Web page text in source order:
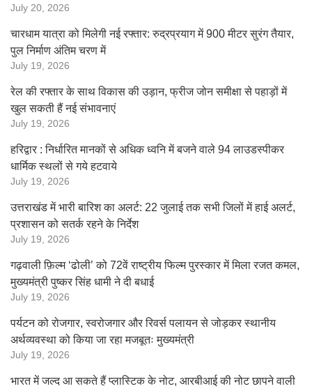
July 20, 2026
चारधाम यात्रा को मिलेगी नई रफ्तार: रुद्रप्रयाग में 900 मीटर सुरंग तैयार,
पुल निर्माण अंतिम चरण में
July 19, 2026
रेल की रफ्तार के साथ विकास की उड़ान, फ्रीज जोन समीक्षा से पहाड़ों में
खुल सकती हैं नई संभावनाएं
July 19, 2026
हरिद्वार : निर्धारित मानकों से अधिक ध्वनि में बजने वाले 94 लाउडस्पीकर
धार्मिक स्थलों से गये हटवाये
July 19, 2026
उत्तराखंड में भारी बारिश का अलर्ट: 22 जुलाई तक सभी जिलों में हाई अलर्ट,
प्रशासन को सतर्क रहने के निर्देश
July 19, 2026
गढ़वाली फ़िल्म ‘ढोली’ को 72वें राष्ट्रीय फिल्म पुरस्कार में मिला रजत कमल,
मुख्यमंत्री पुष्कर सिंह धामी ने दी बधाई
July 19, 2026
पर्यटन को रोजगार, स्वरोजगार और रिवर्स पलायन से जोड़कर स्थानीय
अर्थव्यवस्था को किया जा रहा मजबूतः मुख्यमंत्री
July 19, 2026
भारत में जल्द आ सकते हैं प्लास्टिक के नोट, आरबीआई की नोट छापने वाली